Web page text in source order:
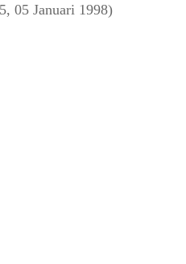
05 Januari 1998)